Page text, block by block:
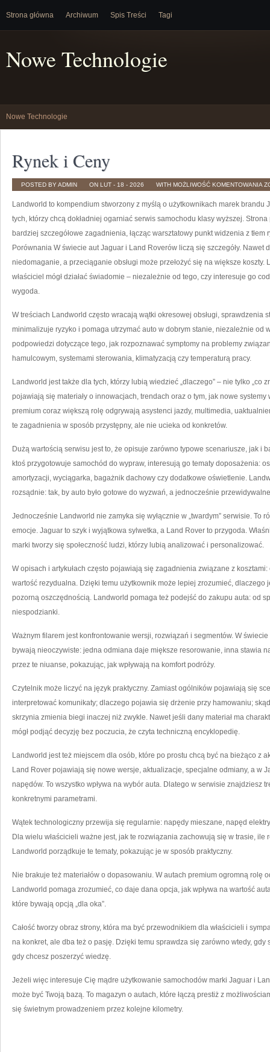
Strona główna Archiwum Spis Treści Tagi
Nowe Technologie
Nowe Technologie
Rynek i Ceny
POSTED BY ADMIN ON LUT - 18 - 2026 WITH MOŻLIWOŚĆ KOMENTOWANIA
I
Landworld to kompendium stworzony z myślą o użytkownikach marek brandu
tych, którzy chcą dokładniej ogarniać serwis samochodu klasy wyższej.
bardziej szczegółowe zagadnienia, łącząc warsztatowy punkt widzenia z
Porównania W świecie aut Jaguar i Land Roverów liczą się szczegóły. Nawet
niedomaganie, a przeciąganie obsługi może przełożyć się na większe
właściciel mógł działać świadomie – niezależnie od tego, czy interesuje go
wygoda.
W treściach Landworld często wracają wątki okresowej obsługi, sprawdzenia
minimalizuje ryzyko i pomaga utrzymać auto w dobrym stanie, niezależnie od
podpowiedzi dotyczące tego, jak rozpoznawać symptomy na problemy
hamulcowym, systemami sterowania, klimatyzacją czy temperaturą pracy.
Landworld jest także dla tych, którzy lubią wiedzieć „dlaczego” – nie tylko „co
pojawiają się materiały o innowacjach, trendach oraz o tym, jak nowe
premium coraz większą rolę odgrywają asystenci jazdy, multimedia,
te zagadnienia w sposób przystępny, ale nie ucieka od konkretów.
Dużą wartością serwisu jest to, że opisuje zarówno typowe scenariusze, jak i
ktoś przygotowuje samochód do wypraw, interesują go tematy doposażenia:
amortyzacji, wyciągarka, bagażnik dachowy czy dodatkowe oświetlenie.
rozsądnie: tak, by auto było gotowe do wyzwań, a jednocześnie
Jednocześnie Landworld nie zamyka się wyłącznie w „twardym” serwisie. To
emocje. Jaguar to szyk i wyjątkowa sylwetka, a Land Rover to przygoda.
marki tworzy się społeczność ludzi, którzy lubią analizować i personalizować.
W opisach i artykułach często pojawiają się zagadnienia związane z kosztami:
wartość rezydualna. Dzięki temu użytkownik może lepiej zrozumieć,
pozorną oszczędnością. Landworld pomaga też podejść do zakupu auta: od
niespodzianki.
Ważnym filarem jest konfrontowanie wersji, rozwiązań i segmentów. W
bywają nieoczywiste: jedna odmiana daje miększe resorowanie, inna stawia
przez te niuanse, pokazując, jak wpływają na komfort podróży.
Czytelnik może liczyć na język praktyczny. Zamiast ogólników pojawiają się
interpretować komunikaty; dlaczego pojawia się drżenie przy hamowaniu;
skrzynia zmienia biegi inaczej niż zwykle. Nawet jeśli dany materiał ma
mógł podjąć decyzję bez poczucia, że czyta techniczną encyklopedię.
Landworld jest też miejscem dla osób, które po prostu chcą być na bieżąco z
Land Rover pojawiają się nowe wersje, aktualizacje, specjalne odmiany, a w
napędów. To wszystko wpływa na wybór auta. Dlatego w serwisie znajdziesz
konkretnymi parametrami.
Wątek technologiczny przewija się regularnie: napędy mieszane, napęd
Dla wielu właścicieli ważne jest, jak te rozwiązania zachowują się w trasie, ile
Landworld porządkuje te tematy, pokazując je w sposób praktyczny.
Nie brakuje też materiałów o dopasowaniu. W autach premium ogromną rolę
Landworld pomaga zrozumieć, co daje dana opcja, jak wpływa na wartość
które bywają opcją „dla oka”.
Całość tworzy obraz strony, która ma być przewodnikiem dla właścicieli i
na konkret, ale dba też o pasję. Dzięki temu sprawdza się zarówno wtedy, gdy
gdy chcesz poszerzyć wiedzę.
Jeżeli więc interesuje Cię mądre użytkowanie samochodów marki Jaguar i
może być Twoją bazą. To magazyn o autach, które łączą prestiż z
się świetnym prowadzeniem przez kolejne kilometry.